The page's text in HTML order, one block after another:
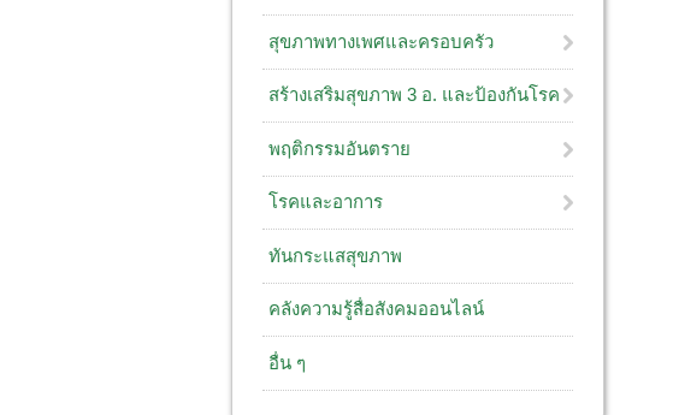
สุขภาพทางเพศและครอบครัว
สร้างเสริมสุขภาพ 3 อ. ​และป้องกันโรค
พฤติกรรมอันตราย
โรคและอาการ
ทันกระแสสุขภาพ
คลังความรู้สื่อสังคมออนไลน์
อื่น ๆ